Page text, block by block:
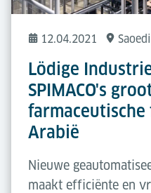
12.04.2021
Lödige
SPIMACO's
Arabië
Nieuwe
maakt efficiënte en